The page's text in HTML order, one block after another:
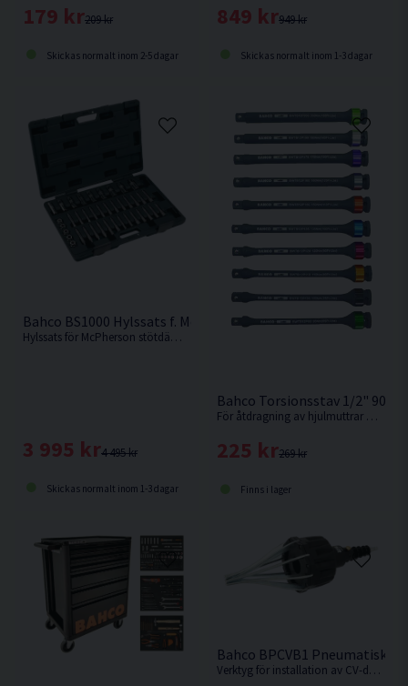
209 kr
179 kr
Skickas normalt inom 2-5 dagar
949 kr
849 kr
Skickas normalt inom 1-3 dagar
Bahco BS1000 Hylssats f. McPherson Stötdämpare 39 delar
Hylssats för McPherson stötdämpare från Bahco.
4 495 kr
3 995 kr
Skickas normalt inom 1-3 dagar
Bahco Torsionsstav 1/2" 90-
För åtdragning av hjulmuttrar med en mutterdragare utan att överskrida rekommenderat vridmoment. Välj styrka i rullmenyn.
269 kr
225 kr
Finns i lager
Bahco BPCVB1 Pneumatiskt
Verktyg för installation av CV-damask på kardanaxel